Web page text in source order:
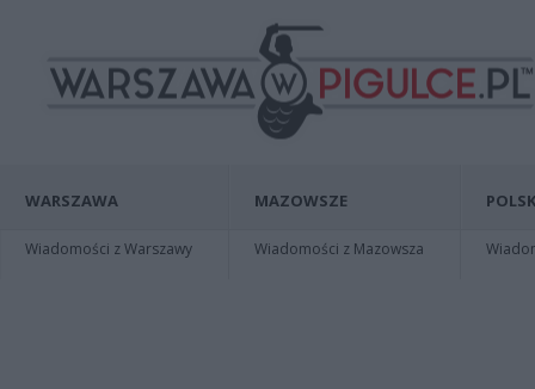
WARSZAWA
Wiadomości z Warszawy
MAZOWSZE
Wiadomości z Mazowsza